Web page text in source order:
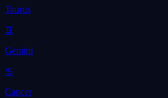
Taurus
♊
Gemini
♋
Cancer